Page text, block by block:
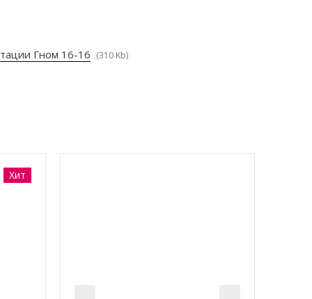
Гном 16-16 (310 Kb)
Хит